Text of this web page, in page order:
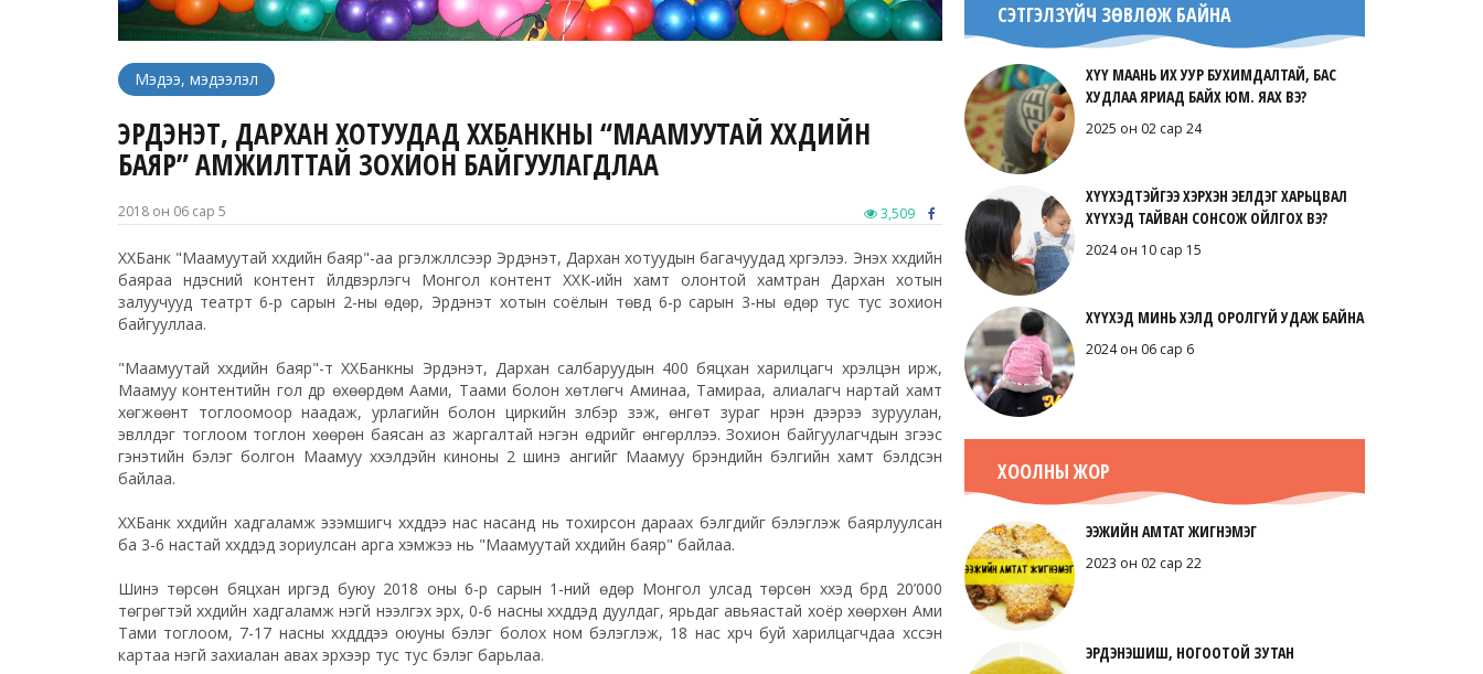
Мэдээ, мэдээлэл
ЭРДЭНЭТ, ДАРХАН ХОТУУДАД ХХБАНКНЫ “МААМУУТАЙ ХҮҮХДИЙН
БАЯР” АМЖИЛТТАЙ ЗОХИОН БАЙГУУЛАГДЛАА
2018 он 06 сар 5 3,509
ХХБанк "Маамуутай хүүхдийн баяр"-аа үргэлжлүүлсээр Эрдэнэт, Дархан хотуудын багачуудад хүргэлээ. Энэхүү хүүхдийн
баяраа үндэсний контент үйлдвэрлэгч Монгол контент ХХК-ийн хамт олонтой хамтран Дархан хотын
залуучууд театрт 6-р сарын 2-ны өдөр, Эрдэнэт хотын соёлын төвд 6-р сарын 3-ны өдөр тус тус зохион
байгууллаа.
"Маамуутай хүүхдийн баяр"-т ХХБанкны Эрдэнэт, Дархан салбаруудын 400 бяцхан харилцагч хүрэлцэн ирж,
Маамуу контентийн гол дүр өхөөрдөм Аами, Таами болон хөтлөгч Аминаа, Тамираа, алиалагч нартай хамт
хөгжөөнт тоглоомоор наадаж, урлагийн болон циркийн үзүүлбэр үзэж, өнгөт зураг нүүрэн дээрээ зуруулан,
эвлүүлдэг тоглоом тоглон хөөрөн баясан аз жаргалтай нэгэн өдрийг өнгөрүүллээ. Зохион байгуулагчдын зүгээс
гэнэтийн бэлэг болгон Маамуу хүүхэлдэйн киноны 2 шинэ ангийг Маамуу брэндийн бэлгийн хамт бэлдсэн
байлаа.
ХХБанк хүүхдийн хадгаламж эзэмшигч хүүхдүүдээ нас насанд нь тохирсон дараах бэлгүүдийг бэлэглэж баярлуулсан
ба 3-6 настай хүүхдүүдэд зориулсан арга хэмжээ нь "Маамуутай хүүхдийн баяр" байлаа.
Шинэ төрсөн бяцхан иргэд буюу 2018 оны 6-р сарын 1-ний өдөр Монгол улсад төрсөн хүүхэд бүрд 20’000
төгрөгтэй хүүхдийн хадгаламж үнэгүй нээлгэх эрх, 0-6 насны хүүхдүүдэд дуулдаг, ярьдаг авьяастай хоёр хөөрхөн Ами
Тами тоглоом, 7-17 насны хүүхдүүддээ оюуны бэлэг болох ном бэлэглэж, 18 нас хүрч буй харилцагчдаа хүссэн
картаа үнэгүй захиалан авах эрхээр тус тус бэлэг барьлаа.
СЭТГЭЛЗҮЙЧ ЗӨВЛӨЖ БАЙНА
ХҮҮ МААНЬ ИХ УУР БУХИМДАЛТАЙ, БАС
ХУДЛАА ЯРИАД БАЙХ ЮМ. ЯАХ ВЭ?
2025 он 02 сар 24
ХҮҮХЭДТЭЙГЭЭ ХЭРХЭН ЭЕЛДЭГ ХАРЬЦВАЛ
ХҮҮХЭД ТАЙВАН СОНСОЖ ОЙЛГОХ ВЭ?
2024 он 10 сар 15
ХҮҮХЭД МИНЬ ХЭЛД ОРОЛГҮЙ УДАЖ БАЙНА
2024 он 06 сар 6
ХООЛНЫ ЖОР
ЭЭЖИЙН АМТАТ ЖИГНЭМЭГ
2023 он 02 сар 22
ЭРДЭНЭШИШ, НОГООТОЙ ЗУТАН